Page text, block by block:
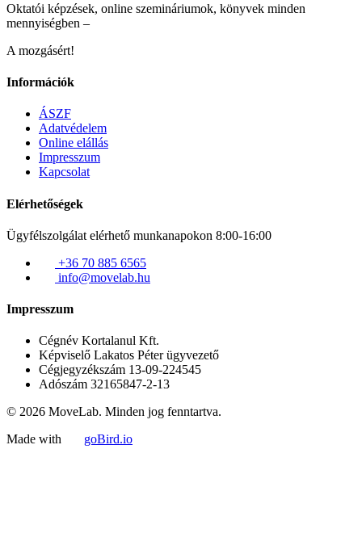
Oktatói képzések, online szemináriumok, könyvek minden
mennyiségben –
A mozgásért!
Információk
ÁSZF
Adatvédelem
Online elállás
Impresszum
Kapcsolat
Elérhetőségek
Ügyfélszolgálat elérhető munkanapokon 8:00-16:00
+36 70 885 6565
info@movelab.hu
Impresszum
Cégnév Kortalanul Kft.
Képviselő Lakatos Péter ügyvezető
Cégjegyzékszám 13-09-224545
Adószám 32165847-2-13
© 2026 MoveLab. Minden jog fenntartva.
Made with
goBird.io